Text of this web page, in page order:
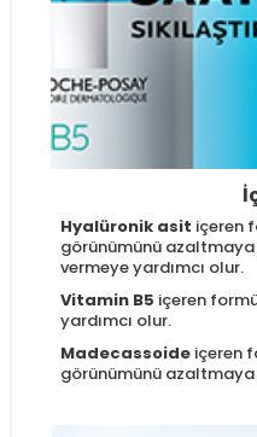
Hyalüronik asit içeren
görünümünü
vermeye yardımcı olur.
Vitamin B5 içeren
yardımcı olur.
Madecassoide içeren
görünümünü azaltmaya